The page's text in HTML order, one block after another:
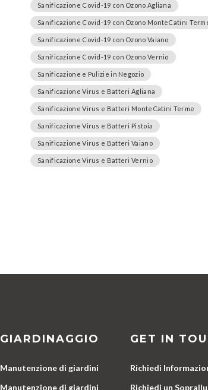
Sanificazione Covid-19 con Ozono Agliana
Sanificazione Covid-19 con Ozono MonteCatini
Sanificazione Covid-19 con Ozono Vaiano
Sanificazione Covid-19 con Ozono Vernio
Sanificazione e Pulizie in Negozio
Sanificazione Virus e Batteri Agliana
Sanificazione Virus e Batteri MonteCatini Terme
Sanificazione Virus e Batteri Pistoia
Sanificazione Virus e Batteri Vaiano
Sanificazione Virus e Batteri Vernio
GIARDINAGGIO
Manutenzione di giardini
Manutenzione di giardini
GET IN
Richiedi
Richiedi un